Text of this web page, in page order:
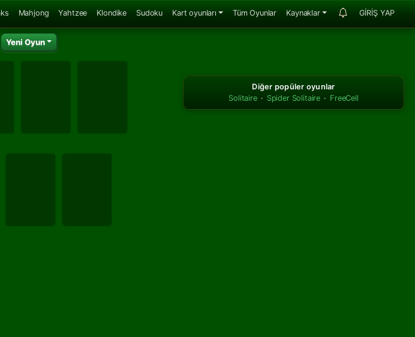
Mahjong Yahtzee Klondike Sudoku Kart oyunları Tüm Oyunlar Kaynaklar GİRİŞ YAP
Yeni Oyun
Diğer popüler oyunlar
Solitaire · Spider Solitaire · FreeCell